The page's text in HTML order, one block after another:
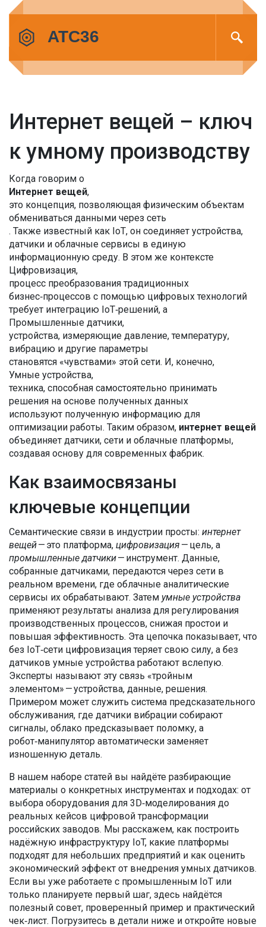
Интернет вещей – ключ
к умному производству
Когда говорим о
Интернет вещей,
это концепция, позволяющая физическим объектам
обмениваться данными через сеть
. Также известный как IoT, он соединяет устройства,
датчики и облачные сервисы в единую
информационную среду. В этом же контексте
Цифровизация,
процесс преобразования традиционных
бизнес‑процессов с помощью цифровых технологий
требует интеграцию IoT‑решений, а
Промышленные датчики,
устройства, измеряющие давление, температуру,
вибрацию и другие параметры
становятся «чувствами» этой сети. И, конечно,
Умные устройства,
техника, способная самостоятельно принимать
решения на основе полученных данных
используют полученную информацию для
оптимизации работы. Таким образом, интернет вещей
объединяет датчики, сети и облачные платформы,
создавая основу для современных фабрик.
Как взаимосвязаны
ключевые концепции
Семантические связи в индустрии просты: интернет
вещей— это платформа, цифровизация — цель, а
промышленные датчики— инструмент. Данные,
собранные датчиками, передаются через сети в
реальном времени, где облачные аналитические
сервисы их обрабатывают. Затем умные устройства
применяют результаты анализа для регулирования
производственных процессов, снижая простои и
повышая эффективность. Эта цепочка показывает, что
без IoT‑сети цифровизация теряет свою силу, а без
датчиков умные устройства работают вслепую.
Эксперты называют эту связь «тройным
элементом» — устройства, данные, решения.
Примером может служить система предсказательного
обслуживания, где датчики вибрации собирают
сигналы, облако предсказывает поломку, а
робот‑манипулятор автоматически заменяет
изношенную деталь.
В нашем наборе статей вы найдёте разбирающие
материалы о конкретных инструментах и подходах: от
выбора оборудования для 3D‑моделирования до
реальных кейсов цифровой трансформации
российских заводов. Мы расскажем, как построить
надёжную инфраструктуру IoT, какие платформы
подходят для небольших предприятий и как оценить
экономический эффект от внедрения умных датчиков.
Если вы уже работаете с промышленным IoT или
только планируете первый шаг, здесь найдётся
полезный совет, проверенный пример и практический
чек‑лист. Погрузитесь в детали ниже и откройте новые